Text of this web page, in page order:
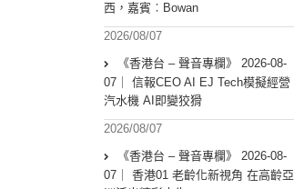
西，嘉賓︰Bowan
2026/08/07
《香港台 – 聲音專欄》 2026-08-
07｜ 信報CEO AI EJ Tech模擬經營
汽水機 AI即變狡猾
2026/08/07
《香港台 – 聲音專欄》 2026-08-
07｜ 香港01 老齡化新視角 在高齡亞